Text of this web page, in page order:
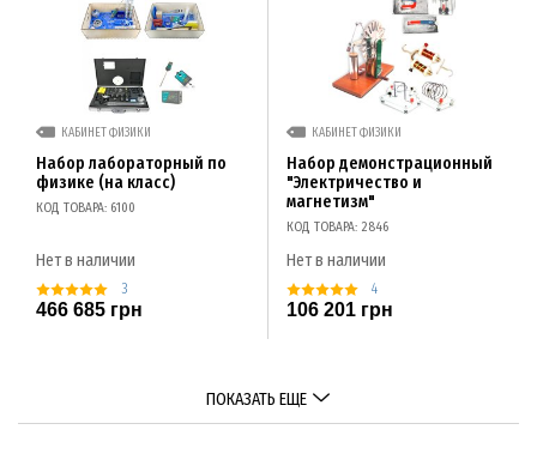
КАБИНЕТ ФИЗИКИ
Набор лабораторный по
физике (на класс)
КОД ТОВАРА: 6100
Нет в наличии
3
466 685 грн
КАБИНЕТ ФИЗИКИ
Набор демонстрационный
"Электричество и
магнетизм"
КОД ТОВАРА: 2846
Нет в наличии
4
106 201 грн
ПОКАЗАТЬ ЕЩЕ